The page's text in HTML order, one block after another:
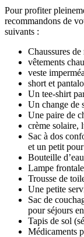
Pour profiter
recommandons de
suivants :
Chaussures
vêtements
veste
short et
Un tee-shirt
Un change de
Une paire de
crème solaire,
Sac à dos
et un petit
Bouteille
Lampe frontale
Trousse de
Une petite
Sac de
pour séjours
Tapis de sol
Médicaments